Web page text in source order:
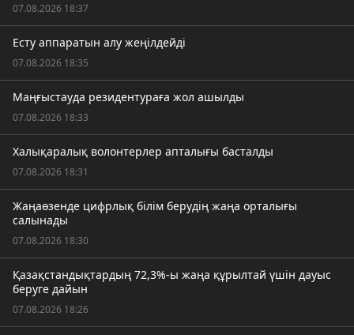
07.08.2026 18:37
Есту аппаратын алу жеңілдейді
07.08.2026 18:35
Маңғыстауда резидентураға жол ашылды
07.08.2026 18:33
Халықаралық волонтерлер апталығы басталды
07.08.2026 18:31
Жаңаөзенде цифрлық білім берудің жаңа орталығы
салынады
07.08.2026 18:30
Қазақстандықтардың 72,3%-ы жаңа құрылтай үшін дауыс
беруге дайын
07.08.2026 18:26